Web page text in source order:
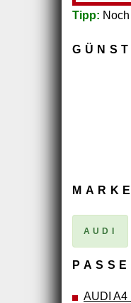
Tipp: Noch
AUDI
AUDI A4